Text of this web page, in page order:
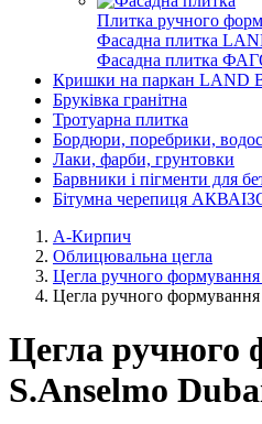
Плитка ручного
Фасадна плитка
Фасадна плитка
Кришки на паркан LAND
Бруківка гранітна
Тротуарна плитка
Бордюри, поребрики,
Лаки, фарби, грунтовки
Барвники і пігменти для
Бітумна черепиця
А-Кирпич
Облицювальна цегла
Цегла ручного
Цегла ручного
Цегла ручного
S.Anselmo